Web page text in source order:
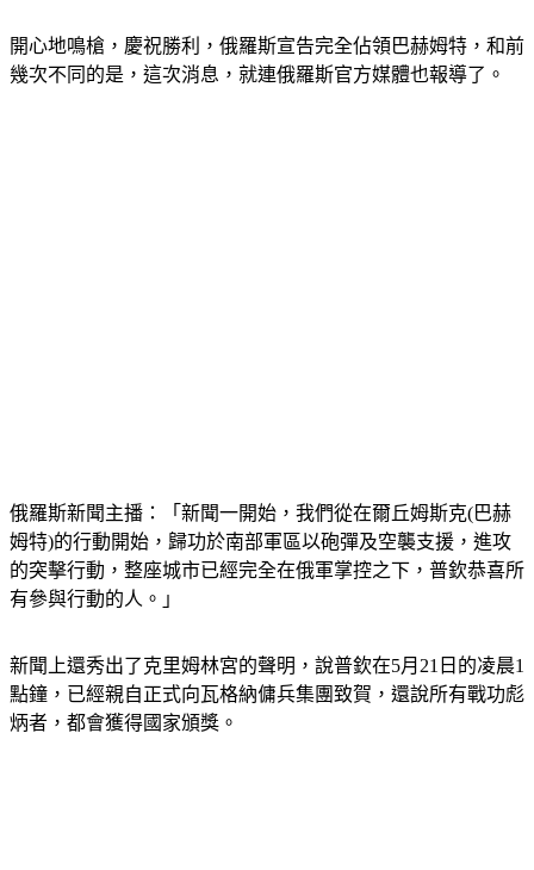
開心地鳴槍，慶祝勝利，俄羅斯宣告完全佔領巴赫姆特，和前
幾次不同的是，這次消息，就連俄羅斯官方媒體也報導了。
俄羅斯新聞主播：「新聞一開始，我們從在爾丘姆斯克(巴赫
姆特)的行動開始，歸功於南部軍區以砲彈及空襲支援，進攻
的突擊行動，整座城市已經完全在俄軍掌控之下，普欽恭喜所
有參與行動的人。」
新聞上還秀出了克里姆林宮的聲明，說普欽在5月21日的凌晨1
點鐘，已經親自正式向瓦格納傭兵集團致賀，還說所有戰功彪
炳者，都會獲得國家頒獎。